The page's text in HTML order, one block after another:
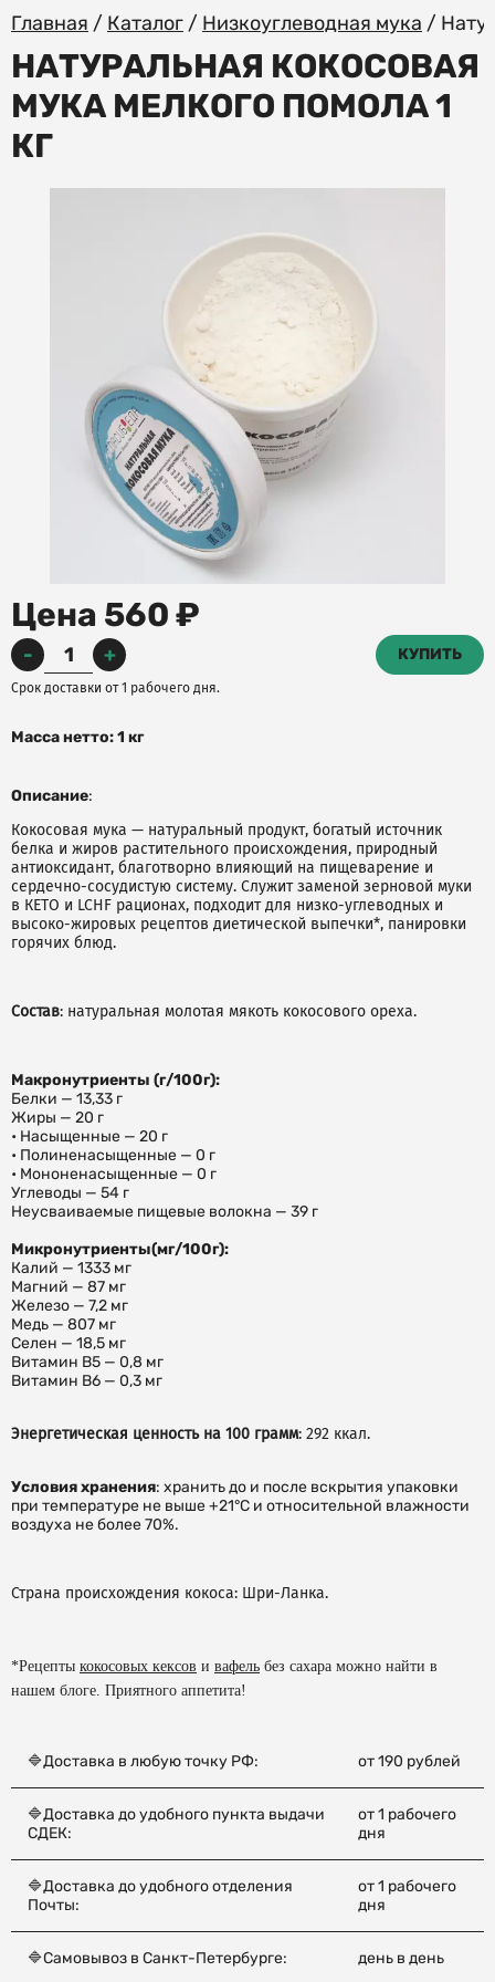
Главная / Каталог / Низкоуглеводная мука /
НАТУРАЛЬНАЯ КОКОСОВАЯ
МУКА МЕЛКОГО ПОМОЛА 1
КГ
Масса нетто: 1 кг
Описание:
Кокосовая мука — натуральный продукт, богатый источник
белка и жиров растительного происхождения, природный
антиоксидант, благотворно влияющий на пищеварение и
сердечно-сосудистую систему. Служитзаменой зерновой муки
в КЕТО и LCHF рационах, подходит для низко-углеводных и
высоко-жировых рецептов диетической выпечки*, панировки
горячих блюд.
Состав: натуральная молотая мякоть кокосового ореха.
Макронутриенты (г/100г):
Белки — 13,33 г
Жиры — 20 г
• Насыщенные — 20 г
• Полиненасыщенные — 0 г
• Мононенасыщенные — 0 г
Углеводы — 54 г
Неусваиваемые пищевые волокна — 39 г
Микронутриенты(мг/100г):
Калий — 1333 мг
Магний — 87 мг
Железо — 7,2 мг
Медь — 807 мг
Селен — 18,5 мг
Витамин В5 — 0,8 мг
Витамин В6 — 0,3 мг
Энергетическая ценность на 100 грамм: 292 ккал.
Условия хранения: хранить до и после вскрытия упаковки
при температуре не выше +21°С и относительной влажности
воздуха не более 70%.
Страна происхождения кокоса: Шри-Ланка.
*Рецепты кокосовых кексов и вафель без сахара можно найти в
нашем блоге. Приятного аппетита!
🔷Доставка в любую точку РФ: от 190 рублей
🔷Доставка до удобного пункта выдачи
СДЕК:
от 1 рабочего
дня
🔷Доставка до удобного отделения
Почты:
от 1 рабочего
дня
🔷Самовывоз в Санкт-Петербурге: день в день
Цена 560 ₽
- + КУПИТЬ
Срок доставки от 1 рабочего дня.